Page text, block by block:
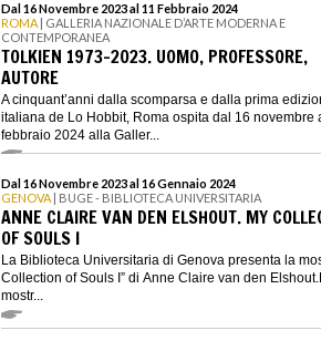
Dal 16 Novembre 2023 al 11 Febbraio 2024
ROMA | GALLERIA NAZIONALE D’ARTE MODERNA E
CONTEMPORANEA
TOLKIEN 1973–2023. UOMO, PROFESSORE,
AUTORE
A cinquant’anni dalla scomparsa e dalla prima
italiana de Lo Hobbit, Roma ospita dal 16 novembre
febbraio 2024 alla Galler...
Dal 16 Novembre 2023 al 16 Gennaio 2024
GENOVA | BUGE - BIBLIOTECA UNIVERSITARIA
ANNE CLAIRE VAN DEN ELSHOUT. MY
OF SOULS I
La Biblioteca Universitaria di Genova presenta la
Collection of Souls I” di Anne Claire van den
mostr...